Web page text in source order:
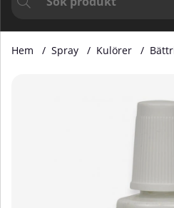
Hem Spray Kulörer